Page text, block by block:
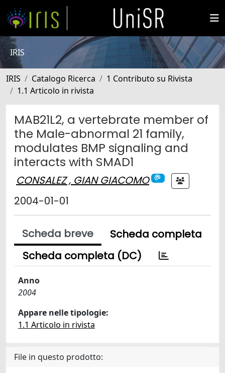
IRIS
IRIS Catalogo Ricerca
1 Contributo su Rivista
1.1 Articolo in rivista
MAB21L2, a vertebrate member of
the Male-abnormal 21 family,
modulates BMP signaling and
interacts with SMAD1
CONSALEZ , GIAN GIACOMO
2004-01-01
Scheda breve
Scheda completa
Scheda completa (DC)
Anno
2004
Appare nelle tipologie:
1.1 Articolo in rivista
File in questo prodotto: